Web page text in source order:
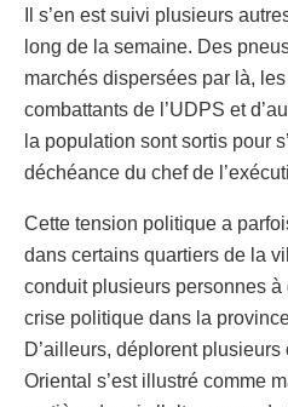
Il s’en est suivi plusieurs
long de la semaine. Des
marchés dispersées par là,
combattants de l’UDPS et
la population sont sortis pour
déchéance du chef de
Cette tension politique a
dans certains quartiers de la
conduit plusieurs personnes à
crise politique dans la
D’ailleurs, déplorent
Oriental s’est illustré comme